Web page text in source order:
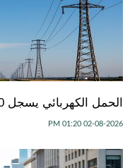
الحمل الكهربائي يسجل 4160 ميجاواط السبت
02-08-2026 01:20 PM